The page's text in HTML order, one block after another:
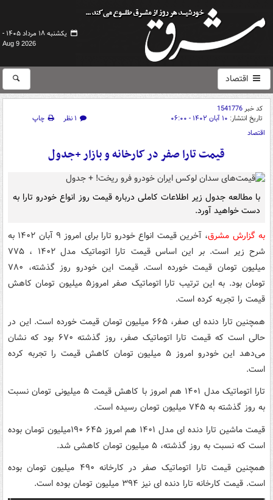
یکشنبه ۱۸ مرداد ۱۴۰۵ -
Aug 9 2026
اقتصاد
کد خبر1541776
تاریخ انتشار: ۱۰ آبان ۱۴۰۲ - ۰۶:۰۰ ۱ نظر
چاپ
اقتصاد
قیمت تارا صفر در کارخانه و بازار +جدول
با مطالعه جدول زیر اطلاعات کاملی درباره قیمت روز انواع خودرو تارا به
دست خواهید آورد.
به گزارش مشرق
، آخرین قیمت انواع خودرو تارا برای امروز ۹ آبان ۱۴۰۲ به
شرح زیر است. بر این اساس قیمت تارا اتوماتیک مدل ۱۴۰۲ ، ۷۷۵
میلیون تومان قیمت خورده است. قیمت این خودرو روز گذشته، ۷۸۰
تومان بود. به این ترتیب تارا اتوماتیک صفر امروز۵ میلیون تومان کاهش
قیمت را تجربه کرده است.
همچنین تارا دنده ای صفر، ۶۶۵ میلیون تومان قیمت خورده است. این در
حالی است که قیمت تارا اتوماتیک صفر، روز گذشته ۶۷۰ بود که نشان
می‌دهد این خودرو امروز ۵ میلیون تومان کاهش قیمت را تجربه کرده
است.
تارا اتوماتیک مدل ۱۴۰۱ هم امروز با کاهش قیمت ۵ میلیونی تومان نسبت
به روز گذشته به ۷۴۵ میلیون تومان رسیده است.
قیمت ماشین تارا دنده ای مدل ۱۴۰۱ هم امروز ۶۴۵ ۱۹۰میلیون تومان بوده
است که نسبت به روز گذشته، ۵ میلیون تومان کاهشی شد.
همچنین قیمت تارا اتوماتیک صفر در کارخانه ۴۹۰ میلیون تومان بوده
است. قیمت کارخانه تارا دنده ای نیز ۳۹۴ میلیون تومان بوده است.